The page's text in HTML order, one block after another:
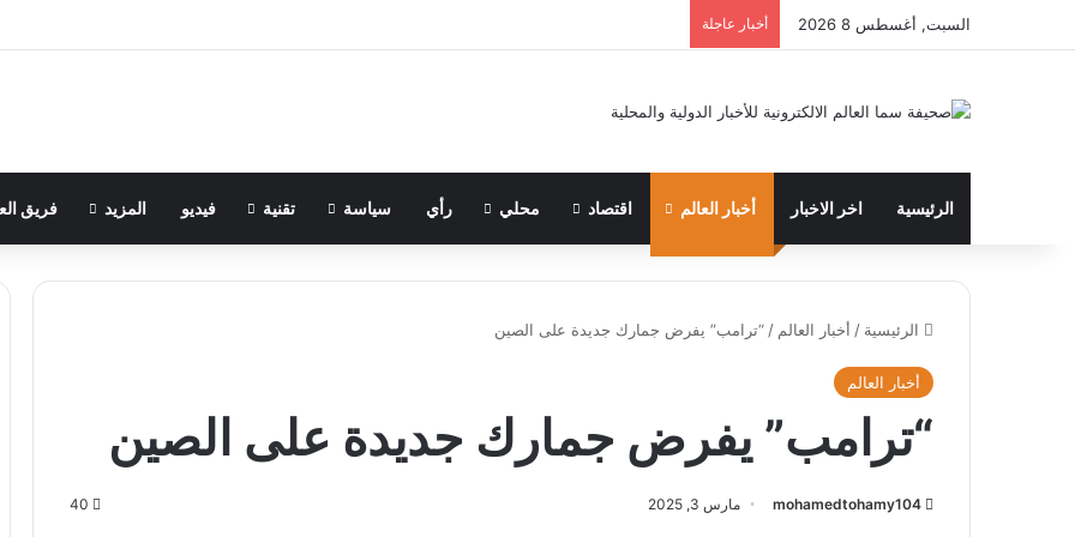
السبت, أغسطس 8 2026 أخبار عاجلة
الرئيسية اخر الاخبار أخبار العالم اقتصاد محلي رأي سياسة تقنية فيديو المزيد فريق
الرئيسية / أخبار العالم / “ترامب” يفرض جمارك جديدة على الصين
أخبار العالم
“ترامب” يفرض جمارك جديدة على الصين
mohamedtohamy104 مارس 3, 2025 40